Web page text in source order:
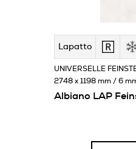
Lapatto
Albiano LAP
UNIVERSELLE
2748 x 1198 mm / 6